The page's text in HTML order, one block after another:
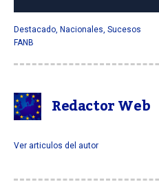
Destacado, Nacionales, Sucesos
FANB
Redactor Web
Ver articulos del autor